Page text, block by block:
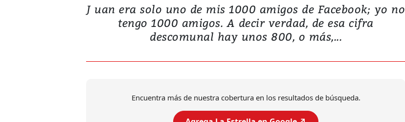
J uan era solo uno de mis 1000 amigos de Facebook; yo no
tengo 1000 amigos. A decir verdad, de esa cifra
descomunal hay unos 800, o más,...
Encuentra más de nuestra cobertura en los resultados de búsqueda.